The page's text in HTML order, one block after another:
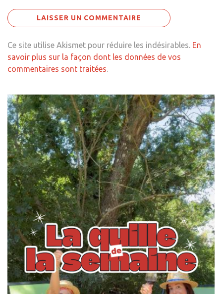
Ce site utilise Akismet pour réduire les indésirables. En
savoir plus sur la façon dont les données de vos
commentaires sont traitées.